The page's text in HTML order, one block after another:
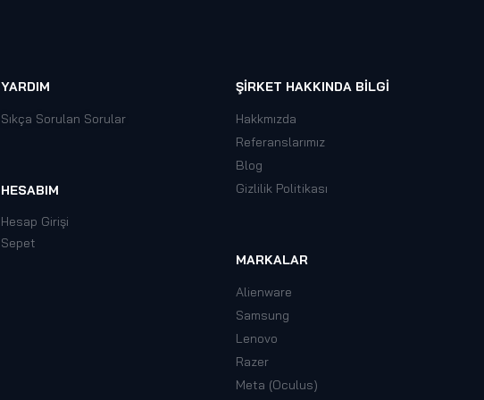
YARDIM
Sıkça Sorulan Sorular
HESABIM
Hesap Girişi
Sepet
ŞIRKET HAKKINDA BILGI
Hakkmızda
Referanslarımız
Blog
Gizlilik Politikası
MARKALAR
Alienware
Samsung
Lenovo
Razer
Meta (Oculus)